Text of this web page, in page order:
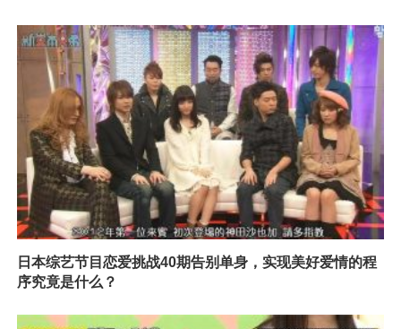
日本综艺节目恋爱挑战40期告别单身，实现美好爱情的程
序究竟是什么？